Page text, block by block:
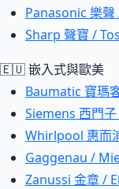
Panasonic 樂
Sharp 聲寶 /
🇪🇺 嵌入式與歐美
Baumatic 寶瑪
Siemens 西門
Whirlpool 惠而
Gaggenau /
Zanussi 金章 /